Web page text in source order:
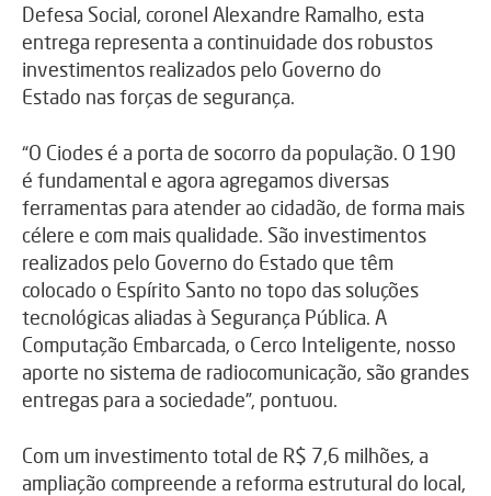
Defesa Social, coronel Alexandre Ramalho, esta
entrega representa a continuidade dos robustos
investimentos realizados pelo Governo do
Estado nas forças de segurança.
“O Ciodes é a porta de socorro da população. O 190
é fundamental e agora agregamos diversas
ferramentas para atender ao cidadão, de forma mais
célere e com mais qualidade. São investimentos
realizados pelo Governo do Estado que têm
colocado o Espírito Santo no topo das soluções
tecnológicas aliadas à Segurança Pública. A
Computação Embarcada, o Cerco Inteligente, nosso
aporte no sistema de radiocomunicação, são grandes
entregas para a sociedade”, pontuou.
Com um investimento total de R$ 7,6 milhões, a
ampliação compreende a reforma estrutural do local,